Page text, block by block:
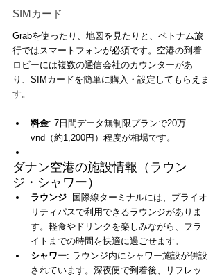
SIMカード
Grabを使ったり、地図を見たりと、ベトナム旅
行ではスマートフォンが必須です。空港の到着
ロビーには複数の通信会社のカウンターがあ
り、SIMカードを簡単に購入・設定してもらえま
す。
料金: 7日間データ無制限プランで20万
vnd（約1,200円）程度が相場です。
ダナン空港の施設情報（ラウン
ジ・シャワー）
ラウンジ: 国際線ターミナルには、プライオ
リティパスで利用できるラウンジがありま
す。軽食やドリンクを楽しみながら、フラ
イトまでの時間を快適に過ごせます。
シャワー: ラウンジ内にシャワー施設が併設
されています。深夜便で到着後、リフレッ